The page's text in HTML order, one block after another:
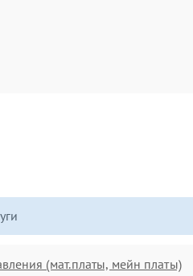
(мат.платы, мейн платы)